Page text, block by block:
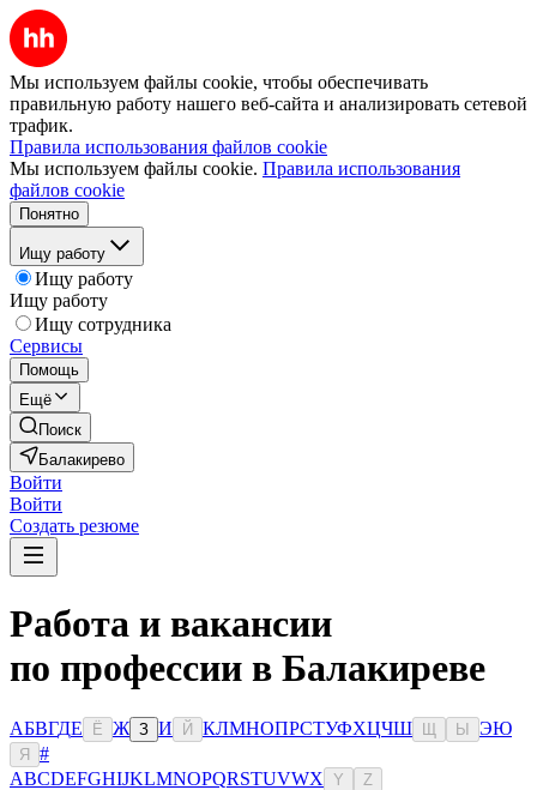
Мы используем файлы cookie, чтобы обеспечивать
правильную работу нашего веб-сайта и анализировать сетевой
трафик.
Правила использования файлов cookie
Мы используем файлы cookie. Правила использования
файлов cookie
Понятно
Ищу работу
Ищу работу
Ищу работу
Ищу сотрудника
Сервисы
Помощь
Ещё
Поиск
Балакирево
Войти
Войти
Создать резюме
Работа и вакансии
по профессии в Балакиреве
АБВГДЕ Ё Ж З И Й КЛМНОПРСТУФХЦЧШ Ы ЭЮ
Я
#
ABCDEFGHIJKLMNOPQRSTUVWX Y Z